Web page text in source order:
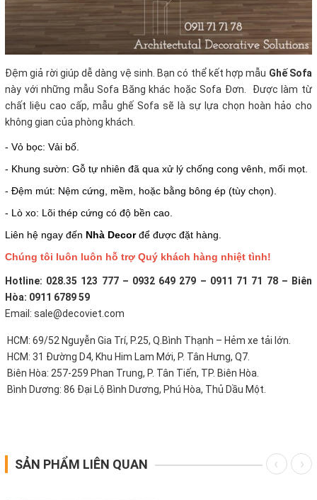
Đệm giả rời giúp dễ dàng vệ sinh. Bạn có thể kết hợp mẫu Ghế Sofa
này với những mẫu Sofa Băng khác hoặc Sofa Đơn. Được làm từ
chất liệu cao cấp, mẫu ghế Sofa sẽ là sự lựa chọn hoàn hảo cho
không gian của phòng khách.
- Vỏ bọc: Vải bố.
- Khung sườn: Gỗ tự nhiên đã qua xử lý chống cong vênh, mối mọt.
- Đệm mút: Nệm cứng, mềm, hoặc bằng bông ép (tùy chọn).
- Lò xo: Lõi thép cứng có độ bền cao.
Liên hệ ngay đến Nhà Decorđể được đặt hàng.
Chúng tôi luôn luôn hỗ trợ Quý khách hàng nhiệt tình!
Hotline: 028.35 123 777 – 0932 649 279 – 0911 71 71 78 – Biên
Hòa: 0911 6789 59
Email: sale@decoviet.com
HCM: 69/52 Nguyễn Gia Trí, P.25, Q.Bình Thạnh – Hẻm xe tải lớn.
HCM: 31 Đường D4, Khu Him Lam Mới, P. Tân Hưng, Q7.
Biên Hòa: 257-259 Phan Trung, P. Tân Tiến, TP. Biên Hòa.
Bình Dương: 86 Đại Lộ Bình Dương, Phú Hòa, Thủ Dầu Một.
SẢN PHẨM LIÊN QUAN